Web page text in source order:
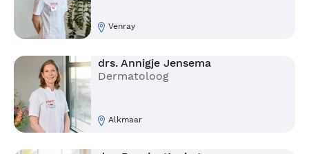
Venray
drs. Annigje Jensema
Dermatoloog
Alkmaar